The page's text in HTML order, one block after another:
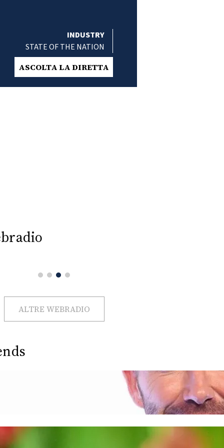
INDUSTRY
STATE OF THE NATION
ASCOLTA LA DIRETTA
ALTRE WEBRADIO